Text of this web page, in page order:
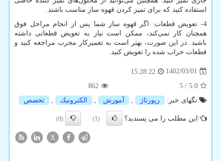
استفاده کنید که برای تمیز کردن قهوه ساز مناسب باشند.
4- تعویض قطعات: اگر قهوه ساز شما پس از انجام مراحل فوق
همچنان کار نمی‌کند، ممکن است نیاز به تعویض قطعاتی داشته
باشید. در این صورت، بهتر است به تعمیرکار مجرب مراجعه کنید و
قطعات خراب شده را تعویض کنید.
1402/03/01
15:28:22
5.0
/
5
862
تگهای خبر:
رپورتاژ , آموزش , الكترونیك , تخصص
این مطلب را می پسندید؟ (1)
(0)
X